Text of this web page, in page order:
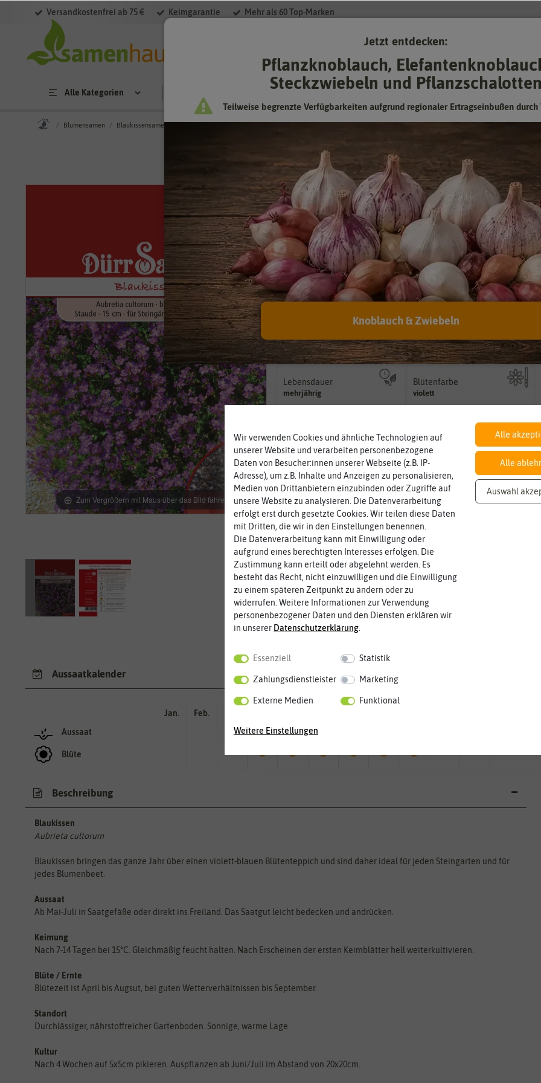
Versandkostenfrei ab 75 € Keimgarantie Mehr als 60 Top-Marken
Alle Kategorien
Blumensamen Blaukissensamen
Zum Vergrößern mit Maus über das Bild fahren
Blaukissen
Staude blau-violett, 15 cm, für Steingärten und Rabatten
Hersteller:
Dürr-Samen
Artikelnummer:
0815-DS
EAN:
4017048108151
Standort
Wie viel Licht benötigt die
sonnig, vollsonnig)
Lebensdauer
mehrjährig
einjährig, zweijährig oder
mehrjährig. Blütenfarbe
violett
Wie ist die Blüte eingefärbt? Kann
auch mehrfarbig sein.
Aussaatkalender
Aussaat
Blüte
Jan. Feb.
Beschreibung
Blaukissen
Aubrieta cultorum
Blaukissen bringen das ganze Jahr über einen violett-blauen Blütenteppich und sind daher ideal für jeden Steingarten und für
jedes Blumenbeet.
Aussaat
Ab Mai-Juli in Saatgefäße oder direkt ins Freiland. Das Saatgut leicht bedecken und andrücken.
Keimung
Nach 7-14 Tagen bei 15°C. Gleichmäßig feucht halten. Nach Erscheinen der ersten Keimblätter hell weiterkultivieren.
Blüte / Ernte
Blütezeit ist April bis Augsut, bei guten Wetterverhältnissen bis September.
Standort
Durchlässiger, nährstoffreicher Gartenboden. Sonnige, warme Lage.
Kultur
Nach 4 Wochen auf 5x5cm pikieren. Auspflanzen ab Juni/Juli im Abstand von 20x20cm.
Wir verwenden Cookies und ähnliche Technologien auf
unserer Website und verarbeiten personenbezogene
Daten von Besucher:innen unserer Webseite (z.B. IP-
Adresse), um z.B. Inhalte und Anzeigen zu personalisieren,
Medien von Drittanbietern einzubinden oder Zugriffe auf
unsere Website zu analysieren. Die Datenverarbeitung
erfolgt erst durch gesetzte Cookies. Wir teilen diese Daten
mit Dritten, die wir in den Einstellungen benennen.
Die Datenverarbeitung kann mit Einwilligung oder
aufgrund eines berechtigten Interesses erfolgen. Die
Zustimmung kann erteilt oder abgelehnt werden. Es
besteht das Recht, nicht einzuwilligen und die Einwilligung
zu einem späteren Zeitpunkt zu ändern oder zu
widerrufen. Weitere Informationen zur Verwendung
personenbezogener Daten und den Diensten erklären wir
in unserer Daten­schutz­erklärung
Essenziell Statistik
Zahlungsdienstleister Marketing
Externe Medien Funktional
Weitere Einstellungen
Alle
Alle
Auswahl
Jetzt entdecken:
Pflanzknoblauch,
Steckzwiebeln und Pflanzschalotten
Teilweise begrenzte Verfügbarkeiten aufgrund regionaler Ertragseinbußen durch
Knoblauch & Zwiebeln